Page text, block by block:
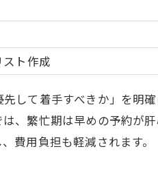
ト作成
して着手すべきか」を明
、繁忙期は早めの予約が
費用負担も軽減されます。